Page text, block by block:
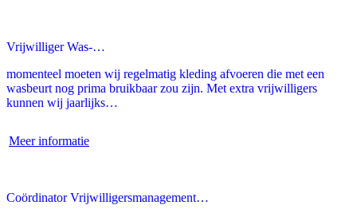
Vrijwilliger Was-…
momenteel moeten wij regelmatig kleding afvoeren die met een
wasbeurt nog prima bruikbaar zou zijn. Met extra vrijwilligers
kunnen wij jaarlijks…
Meer informatie
Coördinator Vrijwilligersmanagement…